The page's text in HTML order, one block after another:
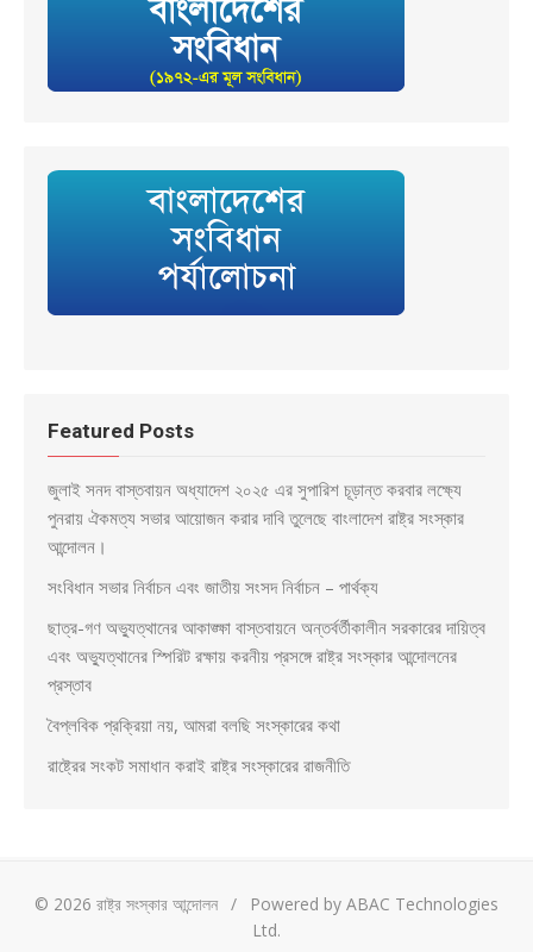
Featured Posts
জুলাই সনদ বাস্তবায়ন অধ্যাদেশ ২০২৫ এর সুপারিশ চূড়ান্ত করবার লক্ষ্যে
পুনরায় ঐকমত্য সভার আয়োজন করার দাবি তুলেছে বাংলাদেশ রাষ্ট্র সংস্কার
আন্দোলন।
সংবিধান সভার নির্বাচন এবং জাতীয় সংসদ নির্বাচন – পার্থক্য
ছাত্র-গণ অভ্যুত্থানের আকাঙ্ক্ষা বাস্তবায়নে অন্তর্বর্তীকালীন সরকারের দায়িত্ব
এবং অভ্যুত্থানের স্পিরিট রক্ষায় করনীয় প্রসঙ্গে রাষ্ট্র সংস্কার আন্দোলনের
প্রস্তাব
বৈপ্লবিক প্রক্রিয়া নয়, আমরা বলছি সংস্কারের কথা
রাষ্ট্রের সংকট সমাধান করাই রাষ্ট্র সংস্কারের রাজনীতি
© 2026 রাষ্ট্র সংস্কার আন্দোলন /
Powered by ABAC Technologies
Ltd.